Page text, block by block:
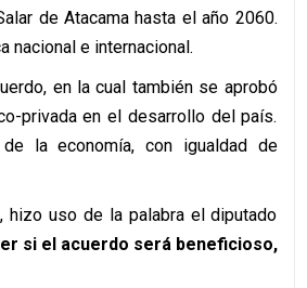
de Atacama hasta el año 2060.
nacional e internacional.
en la cual también se aprobó
privada en el desarrollo del país.
la economía, con igualdad de
uso de la palabra el diputado
si el acuerdo será beneficioso,